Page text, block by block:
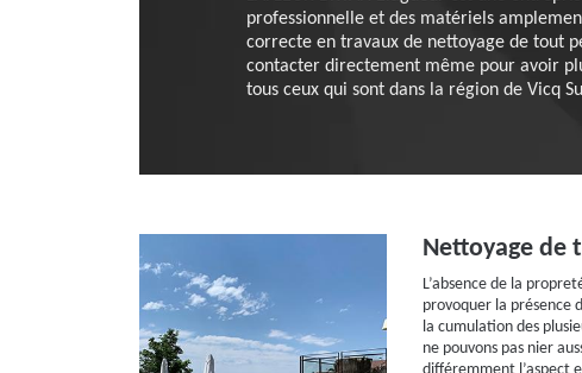
professionnelle et des matériels
correcte en travaux de nettoyage de tout
contacter directement même pour avoir
tous ceux qui sont dans la région de Vicq
Nettoyage de
L’absence de la
provoquer la présence
la cumulation des
ne pouvons pas nier